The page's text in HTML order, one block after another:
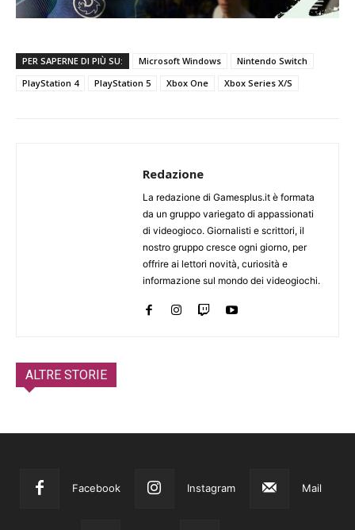
PER SAPERNE DI PIÙ SU: Microsoft Windows
Nintendo Switch
PlayStation 4
PlayStation 5 Xbox One Xbox Series X/S
Redazione
La redazione di Gamesplus.it è formata
da un gruppo variegato di appassionati
di videogioco. Giornalisti e scrittori, il
nostro gruppo cresce ogni giorno, per
offrire ai lettori novità, curiosità e
informazione sul mondo dei videogiochi.
ALTRE STORIE
Facebook Instagram Mail